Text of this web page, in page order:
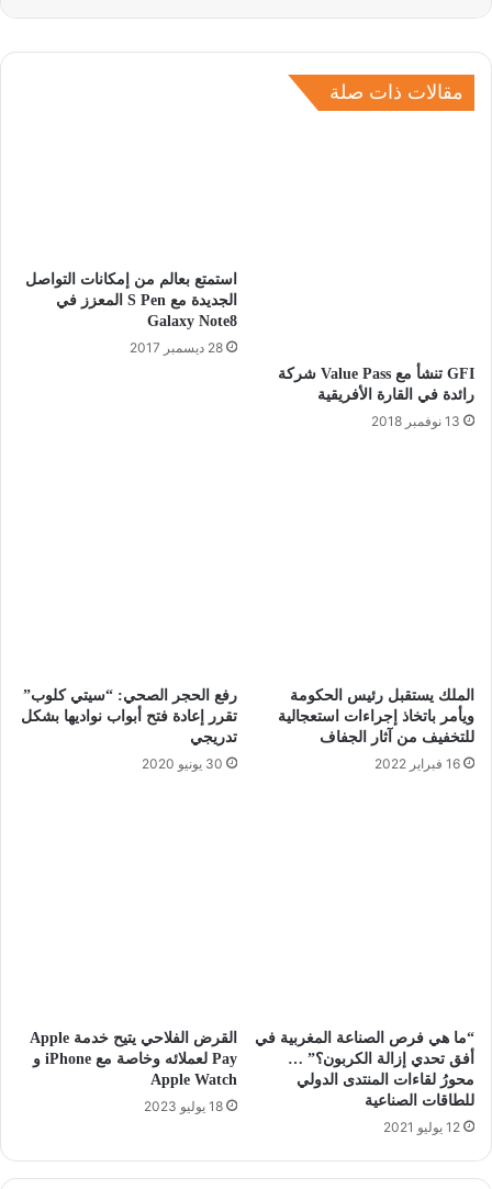
مقالات ذات صلة
GFI تنشأ مع Value Pass شركة
رائدة في القارة الأفريقية
13 نوفمبر 2018
استمتع بعالم من إمكانات التواصل
الجديدة مع S Pen المعزز في
Galaxy Note8
28 ديسمبر 2017
الملك يستقبل رئيس الحكومة
ويأمر باتخاذ إجراءات استعجالية
للتخفيف من آثار الجفاف
16 فبراير 2022
رفع الحجر الصحي: “سيتي كلوب”
تقرر إعادة فتح أبواب نواديها بشكل
تدريجي
30 يونيو 2020
“ما هي فرص الصناعة المغربية في
أفق تحدي إزالة الكربون؟” …
محورُ لقاءات المنتدى الدولي
للطاقات الصناعية
12 يوليو 2021
القرض الفلاحي يتيح خدمة Apple
Pay لعملائه وخاصة مع iPhone و
Apple Watch
18 يوليو 2023